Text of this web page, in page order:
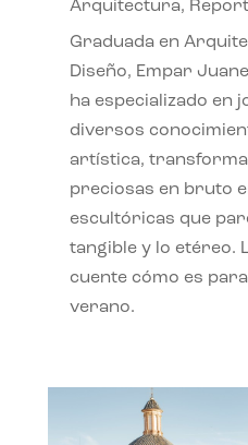
Arquitectura,
Graduada en
Diseño, Empar
ha especializado en
diversos
artística,
preciosas en bruto
escultóricas que
tangible y lo etéreo.
cuente cómo es
verano.